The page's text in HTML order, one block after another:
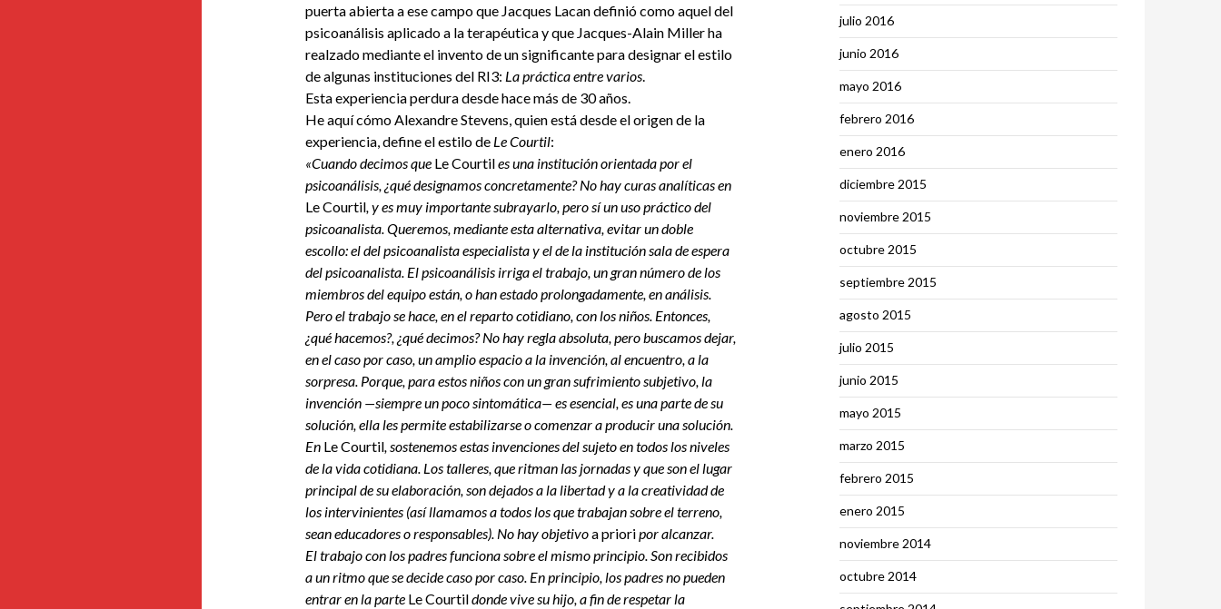
puerta abierta a ese campo que Jacques Lacan definió como aquel del
psicoanálisis aplicado a la terapéutica y que Jacques-Alain Miller ha
realzado mediante el invento de un significante para designar el estilo
de algunas instituciones del RI3: La práctica entre varios.
Esta experiencia perdura desde hace más de 30 años.
He aquí cómo Alexandre Stevens, quien está desde el origen de la
experiencia, define el estilo de Le Courtil:
«Cuando decimos que Le Courtiles una institución orientada por el
psicoanálisis, ¿qué designamos concretamente? No hay curas analíticas en
Le Courtil, y es muy importante subrayarlo, pero sí un uso práctico del
psicoanalista. Queremos, mediante esta alternativa, evitar un doble
escollo: el del psicoanalista especialista y el de la institución sala de espera
del psicoanalista. El psicoanálisis irriga el trabajo, un gran número de los
miembros del equipo están, o han estado prolongadamente, en análisis.
Pero el trabajo se hace, en el reparto cotidiano, con los niños. Entonces,
¿qué hacemos?, ¿qué decimos? No hay regla absoluta, pero buscamos dejar,
en el caso por caso, un amplio espacio a la invención, al encuentro, a la
sorpresa. Porque, para estos niños con un gran sufrimiento subjetivo, la
invención —siempre un poco sintomática— es esencial, es una parte de su
solución, ella les permite estabilizarse o comenzar a producir una solución.
En Le Courtil, sostenemos estas invenciones del sujeto en todos los niveles
de la vida cotidiana. Los talleres, que ritman las jornadas y que son el lugar
principal de su elaboración, son dejados a la libertad y a la creatividad de
los intervinientes (así llamamos a todos los que trabajan sobre el terreno,
sean educadores o responsables). No hay objetivoa prioripor alcanzar.
El trabajo con los padres funciona sobre el mismo principio. Son recibidos
a un ritmo que se decide caso por caso. En principio, los padres no pueden
entrar en la parte Le Courtildonde vive su hijo, a fin de respetar la
julio 2016
junio 2016
mayo 2016
febrero 2016
enero 2016
diciembre 2015
noviembre 2015
octubre 2015
septiembre 2015
agosto 2015
julio 2015
junio 2015
mayo 2015
marzo 2015
febrero 2015
enero 2015
noviembre 2014
octubre 2014